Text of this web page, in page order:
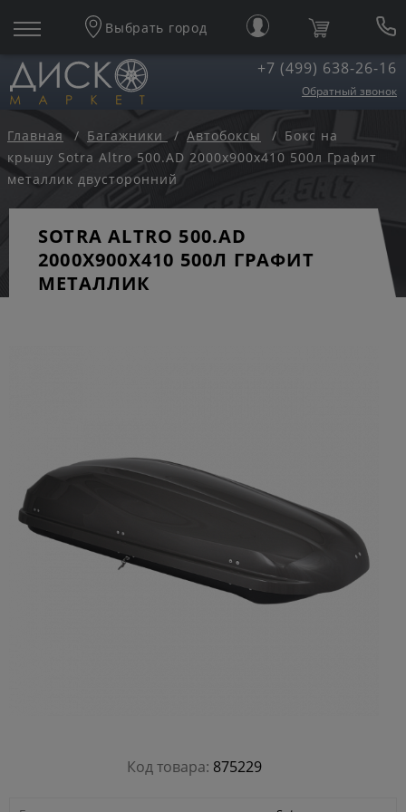
Выбрать город
+7 (499) 638-26-16
Обратный звонок
Главная Багажники Автобоксы
Бокс на
крышу Sotra Altro 500.AD 2000x900x410 500л Графит
металлик двусторонний
SOTRA ALTRO 500.AD
2000X900X410 500Л ГРАФИТ
МЕТАЛЛИК
Код товара: 875229